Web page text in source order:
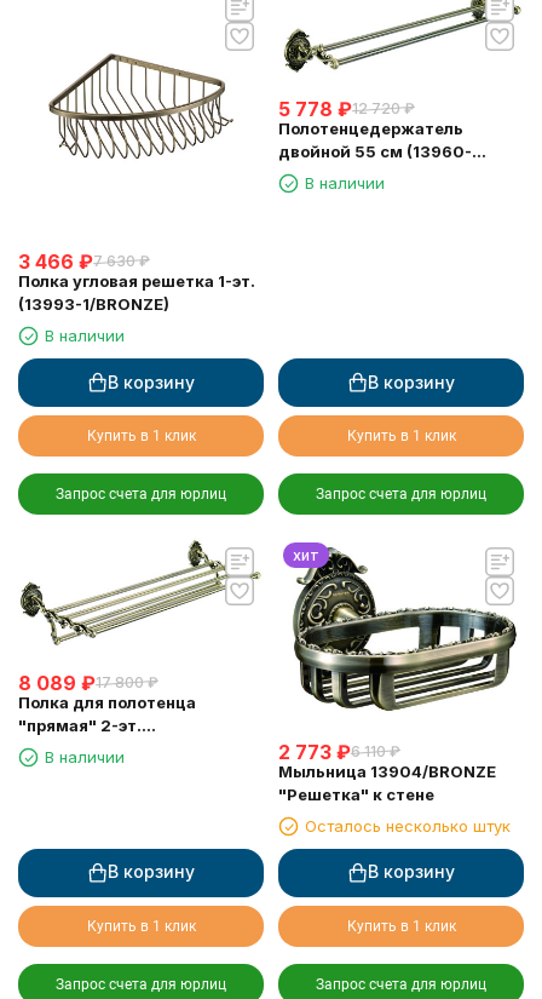
3 466 ₽7 630 ₽
Полка угловая решетка 1-эт.
(13993-1/BRONZE)
В наличии
В корзину
Купить в 1 клик
Запрос счета для юрлиц
5 778 ₽12 720 ₽
Полотенцедержатель
двойной 55 см (13960-
2/BRONZE)
В наличии
В корзину
Купить в 1 клик
Запрос счета для юрлиц
8 089 ₽17 800 ₽
Полка для полотенца
"прямая" 2-эт.
(13921/BRONZE)
В наличии
В корзину
Купить в 1 клик
Запрос счета для юрлиц
хит
2 773 ₽6 110 ₽
Мыльница 13904/BRONZE
"Решетка" к стене
Осталось несколько штук
В корзину
Купить в 1 клик
Запрос счета для юрлиц